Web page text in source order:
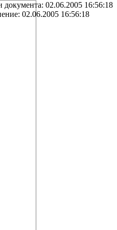
документа: 02.06.2005 16:56:18
02.06.2005 16:56:18